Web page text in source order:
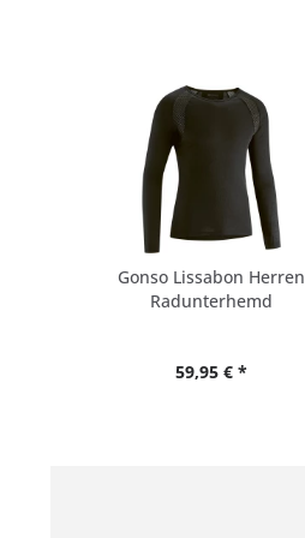
Gonso Lissabon Herren
Radunterhemd
59,95 € *